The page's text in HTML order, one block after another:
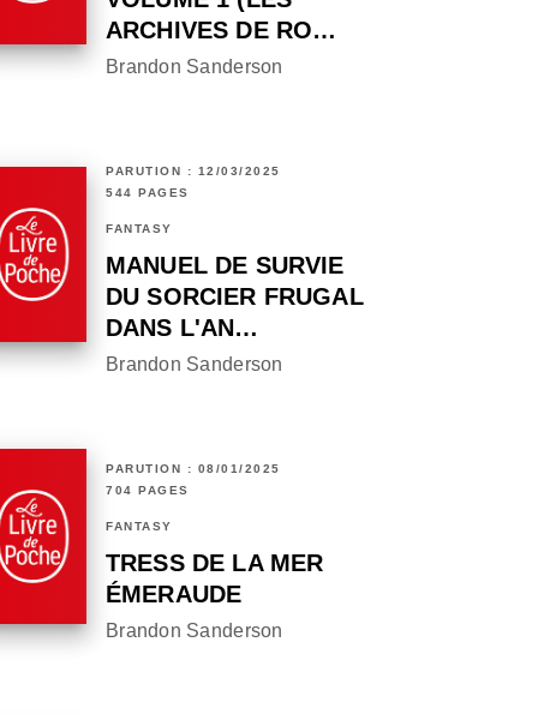
ARCHIVES DE RO…
Brandon Sanderson
PARUTION : 12/03/2025
544 PAGES
FANTASY
MANUEL DE SURVIE
DU SORCIER FRUGAL
DANS L'AN…
Brandon Sanderson
PARUTION : 08/01/2025
704 PAGES
FANTASY
TRESS DE LA MER
ÉMERAUDE
Brandon Sanderson